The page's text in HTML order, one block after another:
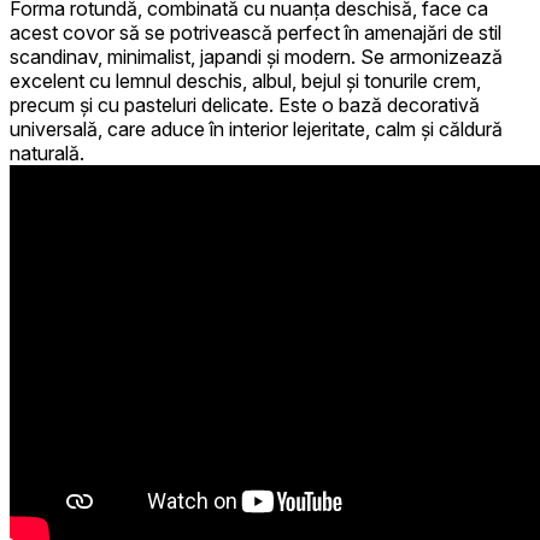
Forma rotundă, combinată cu nuanța deschisă, face ca
acest covor să se potrivească perfect în amenajări de stil
scandinav, minimalist, japandi și modern. Se armonizează
excelent cu lemnul deschis, albul, bejul și tonurile crem,
precum și cu pasteluri delicate. Este o bază decorativă
universală, care aduce în interior lejeritate, calm și căldură
naturală.